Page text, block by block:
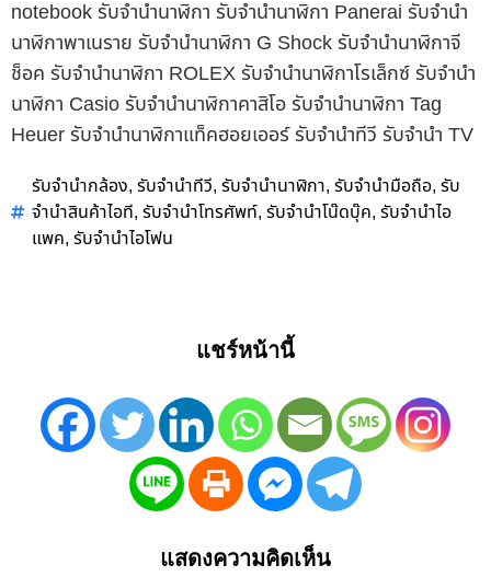
notebook รับจำนำนาฬิกา รับจำนำนาฬิกา Panerai รับจำนำ
นาฬิกาพาเนราย รับจำนำนาฬิกา G Shock รับจำนำนาฬิกาจี
ช็อค รับจำนำนาฬิกา ROLEX รับจำนำนาฬิกาโรเล็กซ์ รับจำนำ
นาฬิกา Casio รับจำนำนาฬิกาคาสิโอ รับจำนำนาฬิกา Tag
Heuer รับจำนำนาฬิกาแท็คฮอยเออร์ รับจำนำทีวี รับจำนำ TV
รับจำนำกล้อง, รับจำนำทีวี, รับจำนำนาฬิกา, รับจำนำมือถือ, รับ
จำนำสินค้าไอที, รับจำนำโทรศัพท์, รับจำนำโน๊ดบุ๊ค, รับจำนำไอ
แพค, รับจำนำไอโฟน
แชร์หน้านี้
แสดงความคิดเห็น